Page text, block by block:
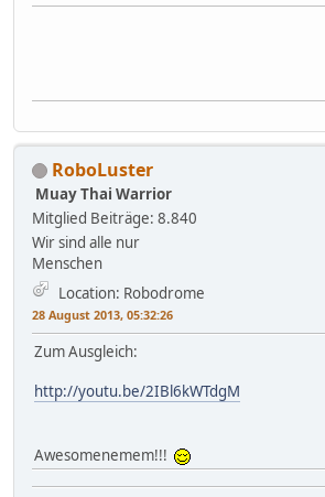
RoboLuster
Muay Thai Warrior
Mitglied Beiträge: 8.840
Wir sind alle nur
Menschen
Location: Robodrome
28 August 2013, 05:32:26
Zum Ausgleich:
http://youtu.be/2IBl6kWTdgM
Awesomenemem!!!